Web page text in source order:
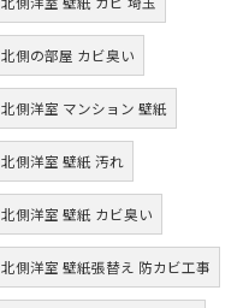
北側の部屋 カビ臭い
北側洋室 マンション 壁紙
北側洋室 壁紙 汚れ
北側洋室 壁紙 カビ臭い
北側洋室 壁紙張替え 防カビ工事